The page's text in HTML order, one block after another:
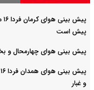
پیش است
پیش بینی هوای چهارمحال و بختیاری فردا ۱۶ مرداد
و غبار